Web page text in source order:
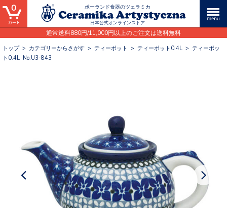
ポーランド食器のツェラミカ
日本公式オンラインストア
通常送料880円/11,000円以上のご注文は送料無料
0
トップ> カテゴリーからさがす > ティーポット > ティーポット0.4L > ティーポッ
ト0.4L No.U3-843